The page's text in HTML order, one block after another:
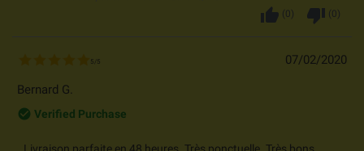
thumb_up (0 ) thumb_down (0 )
5 5 07/02/2020
Bernard G.
check_circle_outline
Verified Purchase